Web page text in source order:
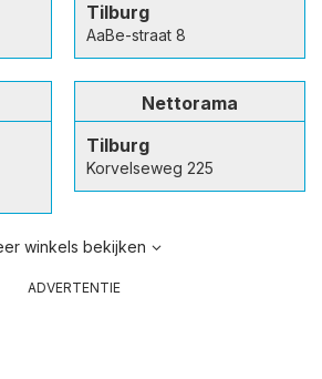
Tilburg
AaBe-straat 8
Nettorama
Tilburg
Korvelseweg 225
winkels bekijken
ADVERTENTIE